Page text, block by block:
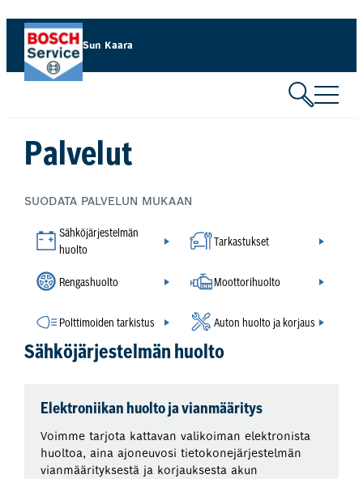
Siirry
sisältöön
Sun Kaara
Palvelut
SUODATA PALVELUN MUKAAN
Sähköjärjestelmän
huolto
Tarkastukset
Rengashuolto Moottorihuolto
Polttimoiden tarkistus Auton huolto ja korjaus
Sähköjärjestelmän huolto
Elektroniikan huolto ja vianmääritys
Voimme tarjota kattavan valikoiman elektronista
huoltoa, aina ajoneuvosi tietokonejärjestelmän
vianmäärityksestä ja korjauksesta akun